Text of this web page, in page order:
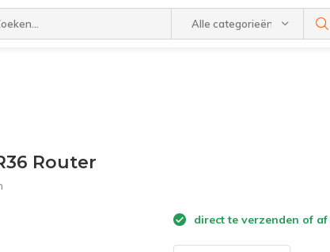
Alle categorieën
Router
direct te verzenden of